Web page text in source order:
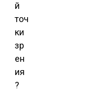
й
точ
ки
зр
ен
ия
?